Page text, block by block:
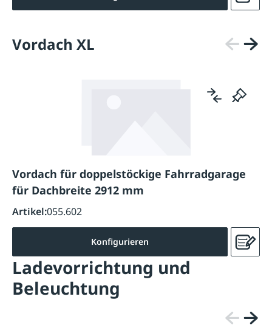
Vordach XL
Vordach für doppelstöckige Fahrradgarage
für Dachbreite 2912 mm
Artikel:055.602
Konfigurieren
Ladevorrichtung und
Beleuchtung